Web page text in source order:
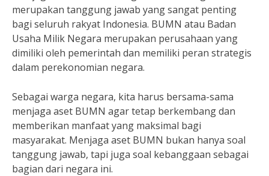
merupakan tanggung jawab yang sangat penting
bagi seluruh rakyat Indonesia. BUMN atau Badan
Usaha Milik Negara merupakan perusahaan yang
dimiliki oleh pemerintah dan memiliki peran strategis
dalam perekonomian negara.
Sebagai warga negara, kita harus bersama-sama
menjaga aset BUMN agar tetap berkembang dan
memberikan manfaat yang maksimal bagi
masyarakat. Menjaga aset BUMN bukan hanya soal
tanggung jawab, tapi juga soal kebanggaan sebagai
bagian dari negara ini.